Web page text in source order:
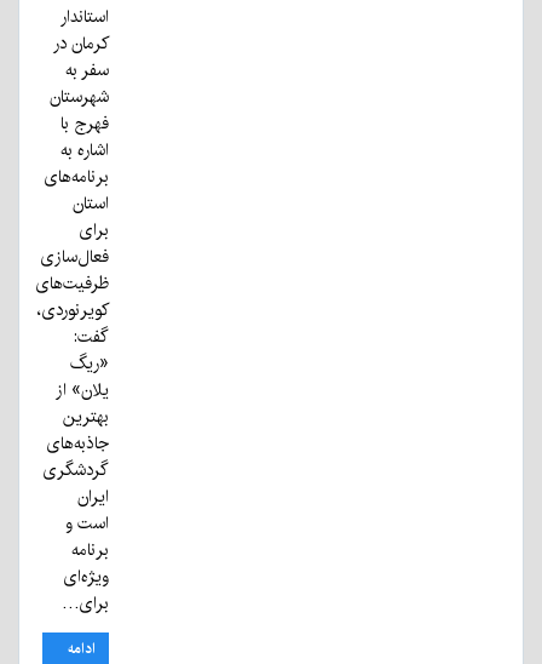
استاندار
کرمان در
سفر به
شهرستان
فهرج با
اشاره به
برنامه‌های
استان
برای
فعال‌سازی
ظرفیت‌های
کویرنوردی،
گفت:
«ریگ
یلان» از
بهترین
جاذبه‌های
گردشگری
ایران
است و
برنامه
ویژه‌ای
برای…
ادامه